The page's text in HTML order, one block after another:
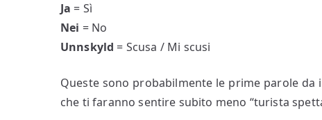
Ja = Sì
Nei = No
Unnskyld = Scusa / Mi scusi
Queste sono probabilmente le prime parole
che ti faranno sentire subito meno “turista